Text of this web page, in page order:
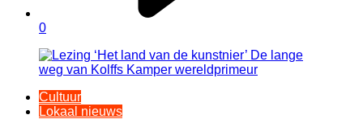
0
Cultuur
Lokaal nieuws